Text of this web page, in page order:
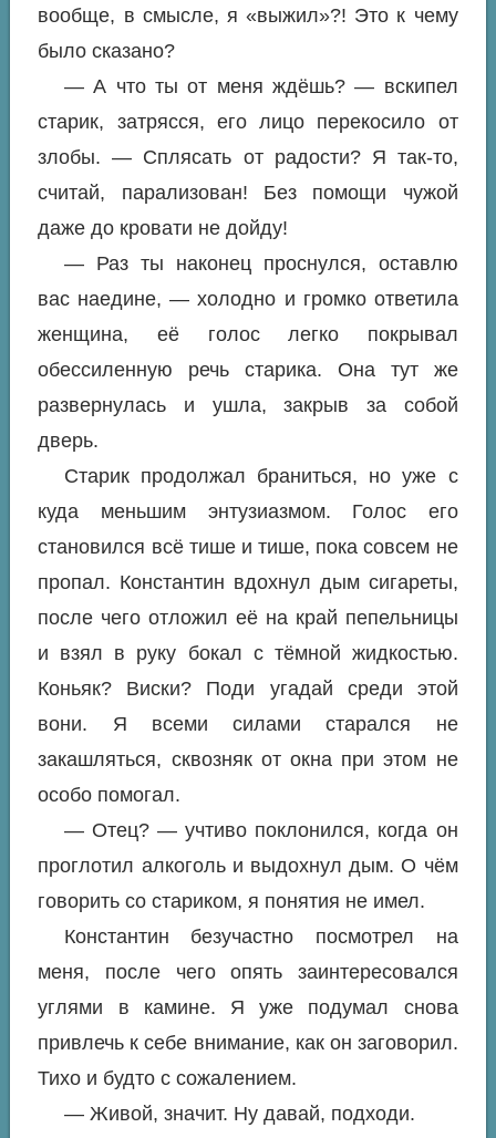
вообще, в смысле, я «выжил»?! Это к чему
было сказано?
— А что ты от меня ждёшь? — вскипел
старик, затрясся, его лицо перекосило от
злобы. — Сплясать от радости? Я так-то,
считай, парализован! Без помощи чужой
даже до кровати не дойду!
— Раз ты наконец проснулся, оставлю
вас наедине, — холодно и громко ответила
женщина, её голос легко покрывал
обессиленную речь старика. Она тут же
развернулась и ушла, закрыв за собой
дверь.
Старик продолжал браниться, но уже с
куда меньшим энтузиазмом. Голос его
становился всё тише и тише, пока совсем не
пропал. Константин вдохнул дым сигареты,
после чего отложил её на край пепельницы
и взял в руку бокал с тёмной жидкостью.
Коньяк? Виски? Поди угадай среди этой
вони. Я всеми силами старался не
закашляться, сквозняк от окна при этом не
особо помогал.
— Отец? — учтиво поклонился, когда он
проглотил алкоголь и выдохнул дым. О чём
говорить со стариком, я понятия не имел.
Константин безучастно посмотрел на
меня, после чего опять заинтересовался
углями в камине. Я уже подумал снова
привлечь к себе внимание, как он заговорил.
Тихо и будто с сожалением.
— Живой, значит. Ну давай, подходи.